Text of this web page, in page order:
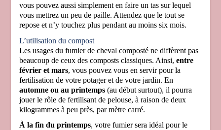
vous pouvez aussi simplement en faire un tas sur lequel
vous mettrez un peu de paille. Attendez que le tout se
repose et n’y touchez plus pendant au moins six mois.
L’utilisation du compost
Les usages du fumier de cheval composté ne diffèrent pas
beaucoup de ceux des composts classiques. Ainsi, entre
février et mars, vous pouvez vous en servir pour la
fertilisation de votre potager et de votre jardin. En
automne ou au printemps(au début surtout), il pourra
jouer le rôle de fertilisant de pelouse, à raison de deux
kilogrammes à peu près, par mètre carré.
À la fin du printemps, votre fumier sera idéal pour le